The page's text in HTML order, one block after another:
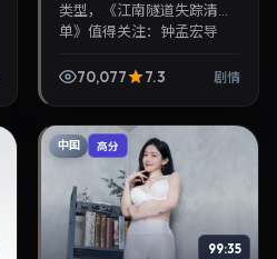
类型，《江南隧道失踪清
单》值得关注：钟孟宏导
演，2024年6月1日上映。剧
70,077 7.3 剧情
中国 高分
99:35